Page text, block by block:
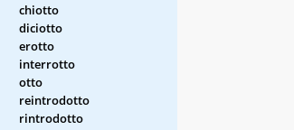
chiotto
diciotto
erotto
interrotto
otto
reintrodotto
rintrodotto